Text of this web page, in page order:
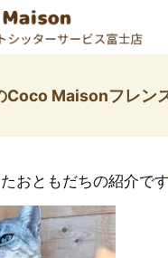
Coco Maisonフレン
おともだちの紹介です